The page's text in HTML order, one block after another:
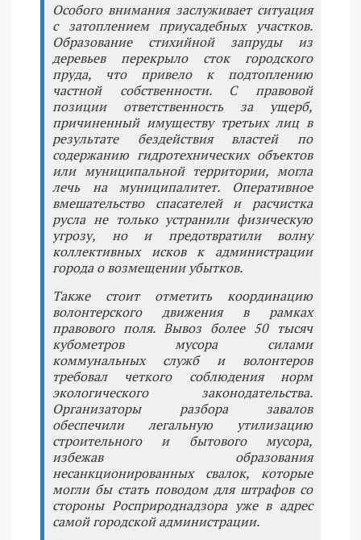
Особого внимания заслуживает ситуация
с затоплением приусадебных участков.
Образование стихийной запруды из
деревьев перекрыло сток городского
пруда, что привело к подтоплению
частной собственности. С правовой
позиции ответственность за ущерб,
причиненный имуществу третьих лиц в
результате бездействия властей по
содержанию гидротехнических объектов
или муниципальной территории, могла
лечь на муниципалитет. Оперативное
вмешательство спасателей и расчистка
русла не только устранили физическую
угрозу, но и предотвратили волну
коллективных исков к администрации
города о возмещении убытков.
Также стоит отметить координацию
волонтерского движения в рамках
правового поля. Вывоз более 50 тысяч
кубометров мусора силами
коммунальных служб и волонтеров
требовал четкого соблюдения норм
экологического законодательства.
Организаторы разбора завалов
обеспечили легальную утилизацию
строительного и бытового мусора,
избежав образования
несанкционированных свалок, которые
могли бы стать поводом для штрафов со
стороны Росприроднадзора уже в адрес
самой городской администрации.